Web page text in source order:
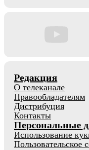
Редакция
О телеканале
Правообладателям
Дистрибуция
Контакты
Персональные
Использование
Пользовательское